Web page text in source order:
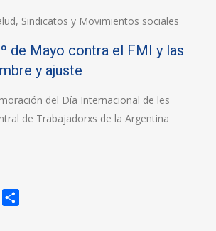
, Sindicatos y Movimientos sociales
de Mayo contra el FMI y las
y ajuste
del Día Internacional de les
de Trabajadorxs de la Argentina
Email